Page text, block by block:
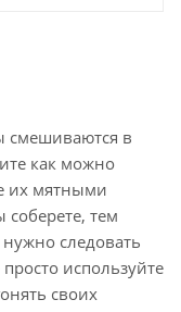
смешиваются в
как можно
их мятными
тем
следовать
используйте
своих